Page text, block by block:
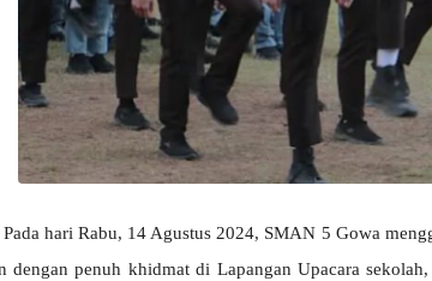
Pada hari Rabu, 14 Agustus 2024, SMAN 5 Gowa
dengan penuh khidmat di Lapangan Upacara